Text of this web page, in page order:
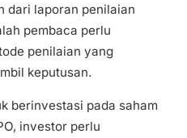
dari laporan penilaian
pembaca perlu
penilaian yang
keputusan.
berinvestasi pada saham
investor perlu